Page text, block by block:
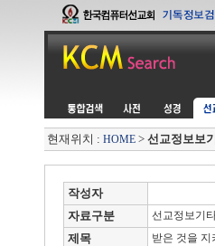
현재위치 : HOME > 선교정보보기
작성자
자료구분
선교정보기
제목
받은 것을 지